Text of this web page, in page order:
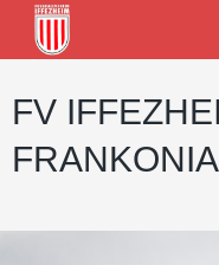
FV